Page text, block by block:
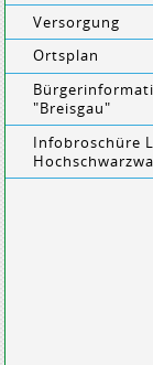
Versorgung
Ortsplan
"Breisgau"
Infobroschüre